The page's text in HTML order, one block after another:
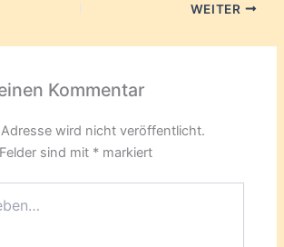
WEITER
Kommentar
wird nicht veröffentlicht.
sind mit * markiert